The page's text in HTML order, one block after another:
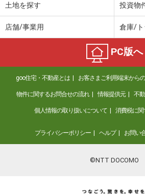
土地を探す 投資物
店舗/事業用 倉庫/ト
PC版へ
goo住宅・不動産とは お客さまご利用端末から
物件に関するお問合せの流れ 情報提供元 不
個人情報の取り扱いについて 消費税に
プライバシーポリシー ヘルプ お問い
©NTT DOCOMO